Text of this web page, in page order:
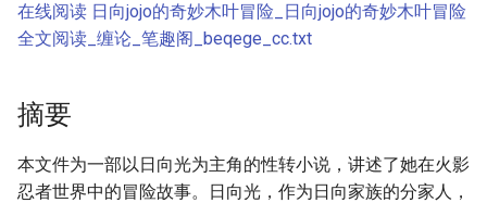
在线阅读 日向jojo的奇妙木叶冒险_日向jojo的奇妙木叶冒险
全文阅读_缠论_笔趣阁_beqege_cc.txt
摘要
本文件为一部以日向光为主角的性转小说，讲述了她在火影
忍者世界中的冒险故事。日向光，作为日向家族的分家人，